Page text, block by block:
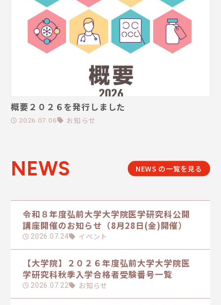
概要２０２６を発行しました
2026.07.06 お知らせ
NEWS NEWS の一覧を見る
令和８年度弘前大学大学院医学研究科公開
講座開催のお知らせ（8月28日(金)開催）
2026.07.24 イベント
【大学院】２０２６年度弘前大学大学院医
学研究科秋季入学合格者受験番号一覧
2026.07.22 お知らせ